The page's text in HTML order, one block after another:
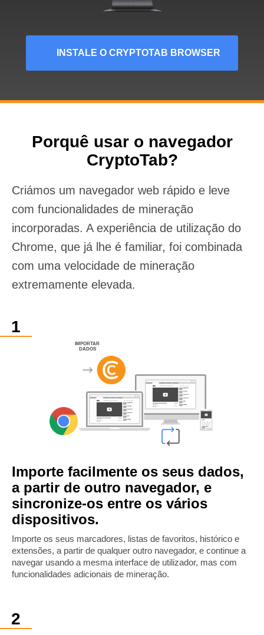
INSTALE O CRYPTOTAB BROWSER
Porquê usar o navegador
CryptoTab?
Criámos um navegador web rápido e leve
com funcionalidades de mineração
incorporadas. A experiência de utilização do
Chrome, que já lhe é familiar, foi combinada
com uma velocidade de mineração
extremamente elevada.
IMPORTAR
DADOS
Importe facilmente os seus dados,
a partir de outro navegador, e
sincronize-os entre os vários
dispositivos.
Importe os seus marcadores, listas de favoritos, histórico e
extensões, a partir de qualquer outro navegador, e continue a
navegar usando a mesma interface de utilizador, mas com
funcionalidades adicionais de mineração.